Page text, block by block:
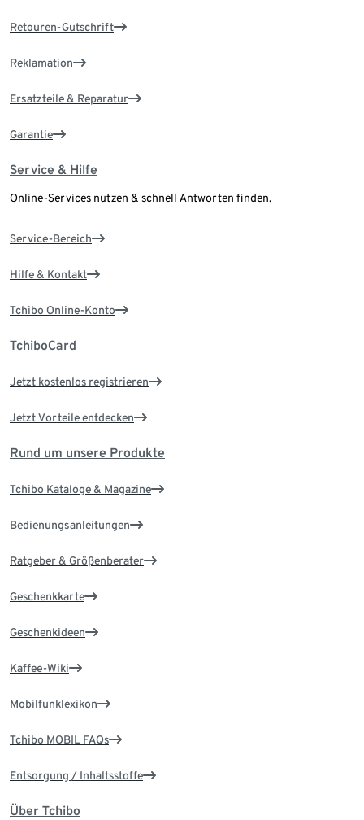
Retouren-Gutschrift
Reklamation
Ersatzteile & Reparatur
Garantie
Service & Hilfe
Online-Services nutzen & schnell Antworten finden.
Service-Bereich
Hilfe & Kontakt
Tchibo Online-Konto
TchiboCard
Jetzt kostenlos registrieren
Jetzt Vorteile entdecken
Rund um unsere Produkte
Tchibo Kataloge & Magazine
Bedienungsanleitungen
Ratgeber & Größenberater
Geschenkkarte
Geschenkideen
Kaffee-Wiki
Mobilfunklexikon
Tchibo MOBIL FAQs
Entsorgung / Inhaltsstoffe
Über Tchibo